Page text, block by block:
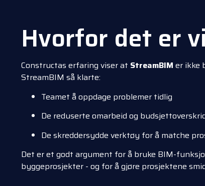
Hvorfor det er
Constructas erfaring viser at StreamBIM er ikke
StreamBIM så klarte:
Teamet å oppdage problemer tidlig
De reduserte omarbeid og
De skreddersydde verktøy for å matche
Det er et godt argument for å bruke BIM-
byggeprosjekter - og for å gjøre prosjektene